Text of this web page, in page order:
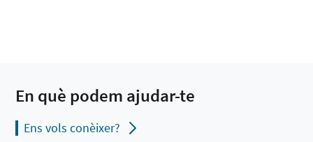
En què podem ajudar-te
Ens vols conèixer?